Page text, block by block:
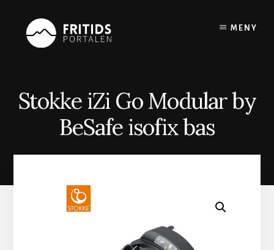
content
MENY
Stokke iZi Go Modular by
BeSafe isofix bas